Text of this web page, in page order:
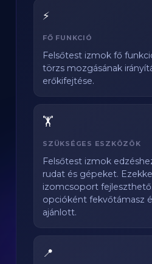
⚡
FŐ FUNKCIÓ
Felsőtest izmok fő
törzs mozgásának
erőkifejtése.
🏋️
SZÜKSÉGES ESZKÖZÖK
Felsőtest izmok
rudat és gépeket.
izomcsoport
opcióként fekvőtámasz
ajánlott.
📍